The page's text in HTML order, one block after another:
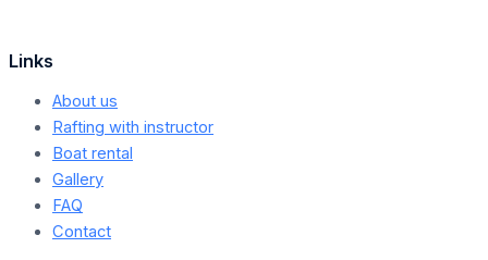
Links
About us
Rafting with instructor
Boat rental
Gallery
FAQ
Contact